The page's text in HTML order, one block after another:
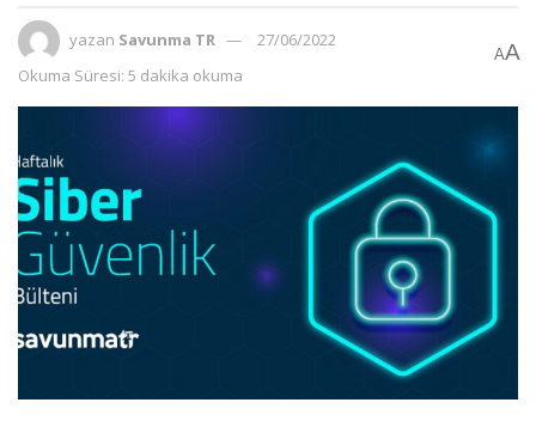
yazan Savunma TR
27/06/2022
Okuma Süresi: 5 dakika okuma
AA